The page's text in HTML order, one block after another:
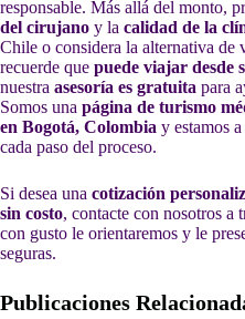
responsable. Más allá del monto,
del cirujano y la calidad de la
Chile o considera la alternativa de
recuerde que puede viajar desde
nuestra asesoría es gratuita para
Somos una página de turismo
en Bogotá, Colombia y estamos
cada paso del proceso.
Si desea una cotización
sin costo, contacte con nosotros a
con gusto le orientaremos y le
seguras.
Publicaciones